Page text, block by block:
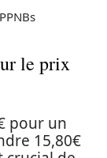
le prix
pour un
15,80€